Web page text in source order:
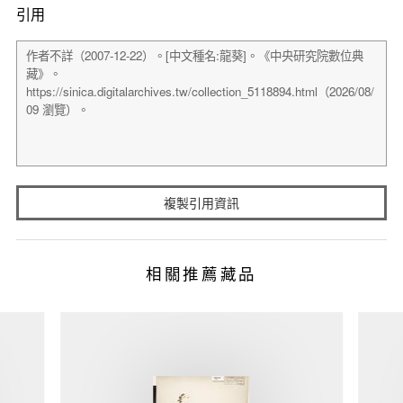
引用
複製引用資訊
相關推薦藏品